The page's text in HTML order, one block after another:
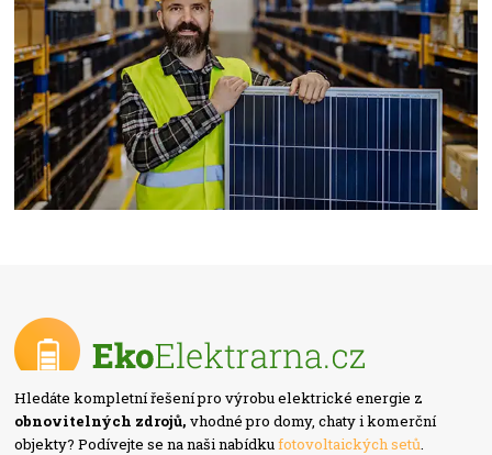
Hledáte kompletní řešení pro výrobu elektrické energie z
obnovitelných zdrojů, vhodné pro domy, chaty i komerční
objekty? Podívejte se na naši nabídkufotovoltaických setů.